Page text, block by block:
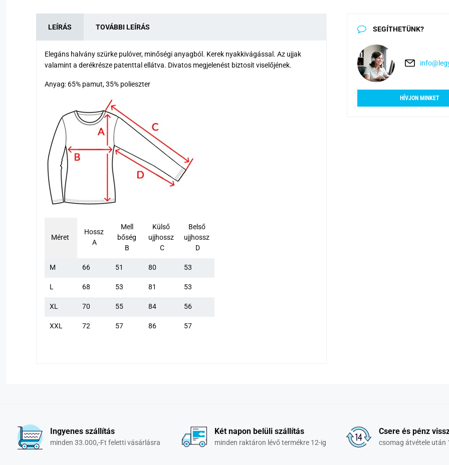
LEÍRÁS TOVÁBBI LEÍRÁS
Elegáns halvány szürke pulóver, minőségi anyagból. Kerek nyakkivágással. Az ujjak
valamint a derékrésze patenttal ellátva. Divatos megjelenést biztosít viselőjének.
Anyag: 65% pamut, 35% polieszter
Méret
Hossz
A
Mell
bőség
B
Külső
ujjhossz
C
Belső
ujjhossz
D
M 66 51 80 53
L 68 53 81 53
XL 70 55 84 56
XXL 72 57 86 57
SEGÍTHETÜNK?
HÍVJON MINKET
Ingyenes szállítás
minden 33.000,-Ft feletti vásárlásra
Két napon belüli szállítás
minden raktáron lévő termékre 12-ig
Csere és pénz
csomag átvétele után